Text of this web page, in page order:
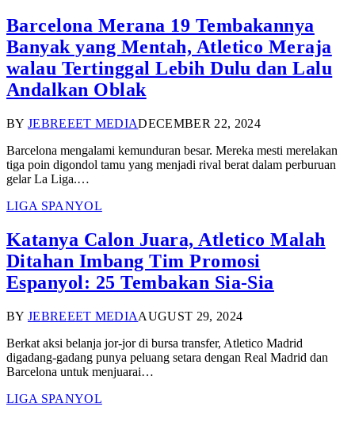
Barcelona Merana 19 Tembakannya
Banyak yang Mentah, Atletico Meraja
walau Tertinggal Lebih Dulu dan Lalu
Andalkan Oblak
BY JEBREEET MEDIADECEMBER 22, 2024
Barcelona mengalami kemunduran besar. Mereka mesti merelakan
tiga poin digondol tamu yang menjadi rival berat dalam perburuan
gelar La Liga.…
LIGA SPANYOL
Katanya Calon Juara, Atletico Malah
Ditahan Imbang Tim Promosi
Espanyol: 25 Tembakan Sia-Sia
BY JEBREEET MEDIAAUGUST 29, 2024
Berkat aksi belanja jor-jor di bursa transfer, Atletico Madrid
digadang-gadang punya peluang setara dengan Real Madrid dan
Barcelona untuk menjuarai…
LIGA SPANYOL